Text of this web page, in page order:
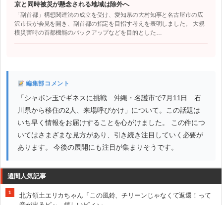
京と同時被災が懸念される地域は除外へ
「副首都」構想関連法の成立を受け、愛知県の大村知事と名古屋市の広
沢市長が会見を開き、副首都の指定を目指す考えを表明しました。 大規
模災害時の首都機能のバックアップなどを目的とした…
編集部コメント
「シャボン玉でギネスに挑戦 沖縄・名護市で7月11日 石
川県から移住の2人、来場呼びかけ」について。この話題は
いち早く情報をお届けすることを心がけました。 この件につ
いてはさまざまな見方があり、引き続き注目していく必要が
あります。 今後の展開にも注目が集まりそうです。
週間人気記事
1
北方領土エリカちゃん「この風鈴、チリーンじゃなくて返還！って